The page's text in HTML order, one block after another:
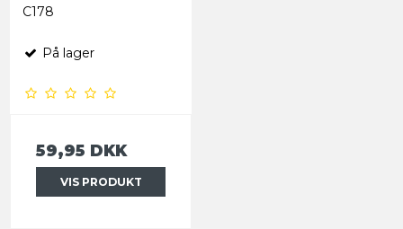
C178
På lager
59,95 DKK
VIS PRODUKT